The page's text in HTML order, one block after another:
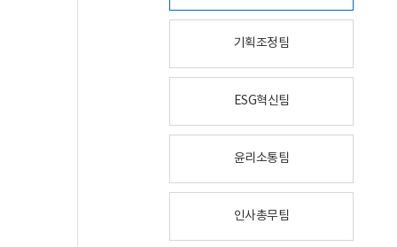
기획조정팀
ESG혁신팀
윤리소통팀
인사총무팀